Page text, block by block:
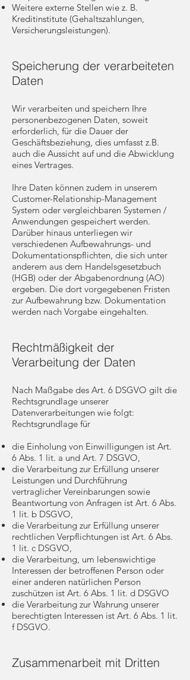
Weitere externe Stellen wie z. B.
Kreditinstitute (Gehaltszahlungen,
Versicherungsleistungen).
Speicherung der verarbeiteten
Daten
Wir verarbeiten und speichern Ihre
personenbezogenen Daten, soweit
erforderlich, für die Dauer der
Geschäftsbeziehung, dies umfasst z.B.
auch die Aussicht auf und die Abwicklung
eines Vertrages.
Ihre Daten können zudem in unserem
Customer-Relationship-Management
System oder vergleichbaren Systemen /
Anwendungen gespeichert werden.
Darüber hinaus unterliegen wir
verschiedenen Aufbewahrungs- und
Dokumentationspflichten, die sich unter
anderem aus dem Handelsgesetzbuch
(HGB) oder der Abgabenordnung (AO)
ergeben. Die dort vorgegebenen Fristen
zur Aufbewahrung bzw. Dokumentation
werden nach Vorgabe eingehalten.
Rechtmäßigkeit der
Verarbeitung der Daten
Nach Maßgabe des Art. 6 DSGVO gilt die
Rechtsgrundlage unserer
Datenverarbeitungen wie folgt:
Rechtsgrundlage für
die Einholung von Einwilligungen ist Art.
6 Abs. 1 lit. a und Art. 7 DSGVO,
die Verarbeitung zur Erfüllung unserer
Leistungen und Durchführung
vertraglicher Vereinbarungen sowie
Beantwortung von Anfragen ist Art. 6 Abs.
1 lit. b DSGVO,
die Verarbeitung zur Erfüllung unserer
rechtlichen Verpflichtungen ist Art. 6 Abs.
1 lit. c DSGVO,
die Verarbeitung, um lebenswichtige
Interessen der betroffenen Person oder
einer anderen natürlichen Person
zuschützen ist Art. 6 Abs. 1 lit. d DSGVO
die Verarbeitung zur Wahrung unserer
berechtigten Interessen ist Art. 6 Abs. 1 lit.
f DSGVO.
Zusammenarbeit mit Dritten